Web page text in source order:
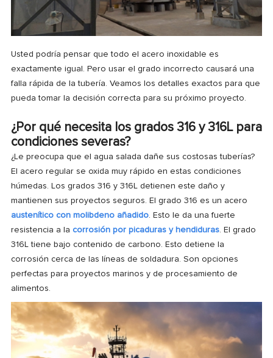
Usted podría pensar que todo el acero inoxidable es
exactamente igual. Pero usar el grado incorrecto causará una
falla rápida de la tubería. Veamos los detalles exactos para que
pueda tomar la decisión correcta para su próximo proyecto.
¿Por qué necesita los grados 316 y 316L para
condiciones severas?
¿Le preocupa que el agua salada dañe sus costosas tuberías?
El acero regular se oxida muy rápido en estas condiciones
húmedas. Los grados 316 y 316L detienen este daño y
mantienen sus proyectos seguros. El grado 316 es un acero
austenítico con molibdeno añadido. Esto le da una fuerte
resistencia a la corrosión por picaduras y hendiduras. El grado
316L tiene bajo contenido de carbono. Esto detiene la
corrosión cerca de las líneas de soldadura. Son opciones
perfectas para proyectos marinos y de procesamiento de
alimentos.